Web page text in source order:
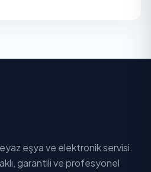
eşya ve elektronik servisi.
garantili ve profesyonel